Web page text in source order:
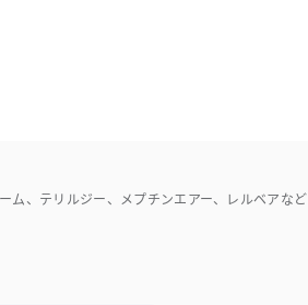
ム、テリルジー、メプチンエアー、レルベアなど